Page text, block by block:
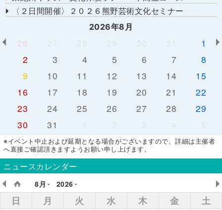
〈２日間開催〉２０２６熊野芸術文化セミナー
2026年8月
26
1
2
3 4 5 6 7
8
9
10 11 12 13 14
15
16
17 18 19 20 21
22
23
24 25 26 27 28
29
30
31 5
※イベント中止および延期となる場合がございますので、詳細は主催者
へ直接ご確認頂きますようお願い申し上げます。
ニュースカレンダー
8月
2026
日 月 火 水 木 金
土